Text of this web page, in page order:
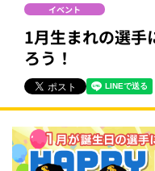
イベント
1月生まれの選手
ろう！